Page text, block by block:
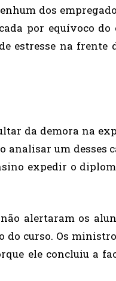
dos
por equívoco
estresse na frente
da demora na
analisar um desses
expedir o
alertaram os
do curso. Os
ele concluiu a